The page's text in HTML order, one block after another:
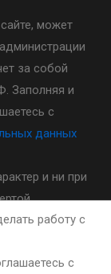
может
за собой
Заполняя и
с
данных
и ни при
Гражданского
порядок и
на сайте
работу с
с